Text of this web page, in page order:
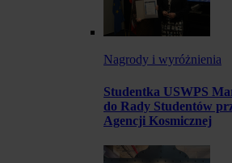
Nagrody i wyróżnienia
Studentka USWPS
do Rady Studentów
Agencji Kosmicznej